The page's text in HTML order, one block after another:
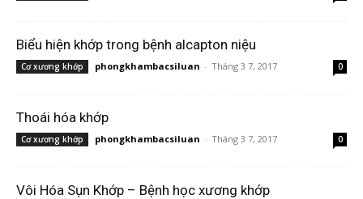
Biểu hiện khớp trong bệnh alcapton niệu
Cơ xương khớp phongkhambacsiluan - Tháng 3 7, 2017 0
Thoái hóa khớp
Cơ xương khớp phongkhambacsiluan - Tháng 3 7, 2017 0
Vôi Hóa Sụn Khớp – Bệnh học xương khớp